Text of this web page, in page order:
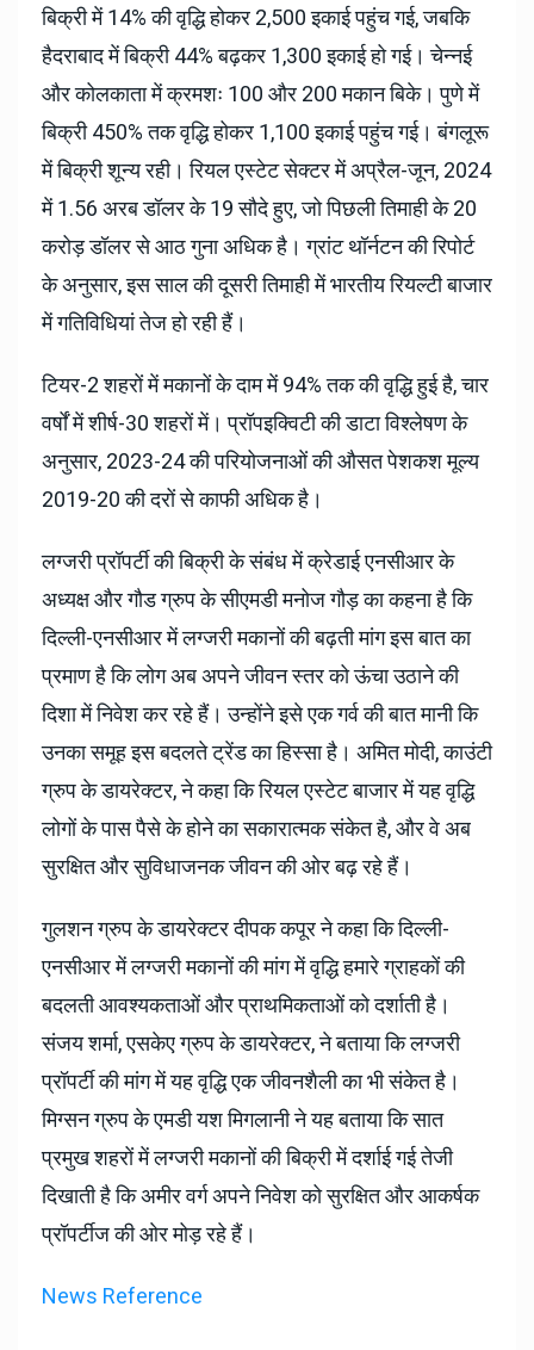
बिक्री में 14% की वृद्धि होकर 2,500 इकाई पहुंच गई, जबकि
हैदराबाद में बिक्री 44% बढ़कर 1,300 इकाई हो गई। चेन्नई
और कोलकाता में क्रमशः 100 और 200 मकान बिके। पुणे में
बिक्री 450% तक वृद्धि होकर 1,100 इकाई पहुंच गई। बंगलूरू
में बिक्री शून्य रही। रियल एस्टेट सेक्टर में अप्रैल-जून, 2024
में 1.56 अरब डॉलर के 19 सौदे हुए, जो पिछली तिमाही के 20
करोड़ डॉलर से आठ गुना अधिक है। ग्रांट थॉर्नटन की रिपोर्ट
के अनुसार, इस साल की दूसरी तिमाही में भारतीय रियल्टी बाजार
में गतिविधियां तेज हो रही हैं।
टियर-2 शहरों में मकानों के दाम में 94% तक की वृद्धि हुई है, चार
वर्षों में शीर्ष-30 शहरों में। प्रॉपइक्विटी की डाटा विश्लेषण के
अनुसार, 2023-24 की परियोजनाओं की औसत पेशकश मूल्य
2019-20 की दरों से काफी अधिक है।
लग्जरी प्रॉपर्टी की बिक्री के संबंध में क्रेडाई एनसीआर के
अध्यक्ष और गौड ग्रुप के सीएमडी मनोज गौड़ का कहना है कि
दिल्ली-एनसीआर में लग्जरी मकानों की बढ़ती मांग इस बात का
प्रमाण है कि लोग अब अपने जीवन स्तर को ऊंचा उठाने की
दिशा में निवेश कर रहे हैं। उन्होंने इसे एक गर्व की बात मानी कि
उनका समूह इस बदलते ट्रेंड का हिस्सा है। अमित मोदी, काउंटी
ग्रुप के डायरेक्टर, ने कहा कि रियल एस्टेट बाजार में यह वृद्धि
लोगों के पास पैसे के होने का सकारात्मक संकेत है, और वे अब
सुरक्षित और सुविधाजनक जीवन की ओर बढ़ रहे हैं।
गुलशन ग्रुप के डायरेक्टर दीपक कपूर ने कहा कि दिल्ली-
एनसीआर में लग्जरी मकानों की मांग में वृद्धि हमारे ग्राहकों की
बदलती आवश्यकताओं और प्राथमिकताओं को दर्शाती है।
संजय शर्मा, एसकेए ग्रुप के डायरेक्टर, ने बताया कि लग्जरी
प्रॉपर्टी की मांग में यह वृद्धि एक जीवनशैली का भी संकेत है।
मिग्सन ग्रुप के एमडी यश मिगलानी ने यह बताया कि सात
प्रमुख शहरों में लग्जरी मकानों की बिक्री में दर्शाई गई तेजी
दिखाती है कि अमीर वर्ग अपने निवेश को सुरक्षित और आकर्षक
प्रॉपर्टीज की ओर मोड़ रहे हैं।
News Reference